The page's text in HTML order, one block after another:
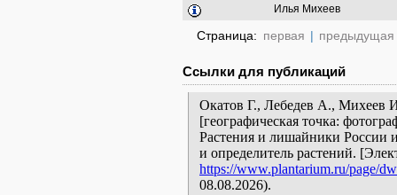
Илья Михеев
Страница: первая | предыдущая
Ссылки для публикаций
Окатов Г., Лебедев А., Михеев
[географическая точка:
Растения и лишайники России
и определитель растений.
https://www.plantarium.ru/page/
08.08.2026).